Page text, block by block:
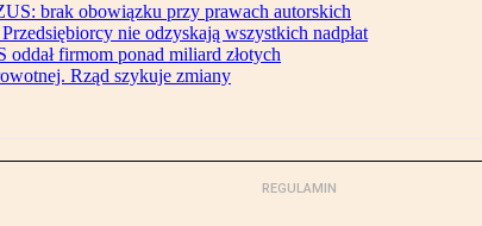
brak obowiązku przy prawach autorskich
nie odzyskają wszystkich nadpłat
firmom ponad miliard złotych
Rząd szykuje zmiany
REGULAMIN